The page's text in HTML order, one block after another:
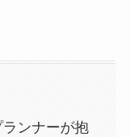
ンナーが抱